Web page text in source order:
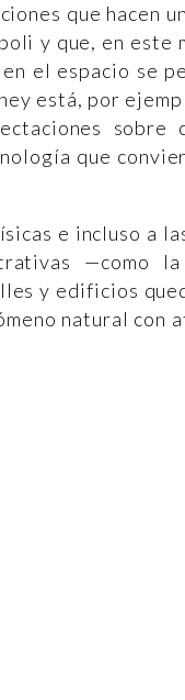
que hacen
y que, en este
el espacio se
está, por
sobre
que
e incluso a
—como
y edificios
natural con